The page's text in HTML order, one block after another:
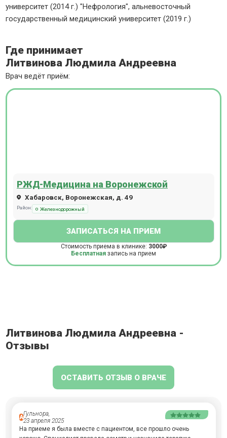
университет (2014 г.) "Нефрология", альневосточный
государственный медицинский университет (2019 г.)
Где принимает
Литвинова Людмила Андреевна
Врач ведёт приём:
РЖД-Медицина на Воронежской
Хабаровск, Воронежская, д. 49
Район: Железнодорожный
ЗАПИСАТЬСЯ НА ПРИЕМ
Стоимость приема в клинике: 3000₽
Бесплатная запись на прием
Литвинова Людмила Андреевна -
Отзывы
ОСТАВИТЬ ОТЗЫВ О ВРАЧЕ
АГульнора,
23 апреля 2025
На приеме я была вместе с пациентом, все прошло очень